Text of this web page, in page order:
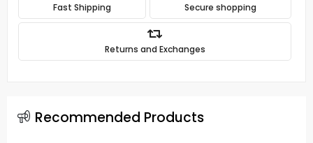
Fast Shipping Secure shopping
Returns and Exchanges
Recommended Products